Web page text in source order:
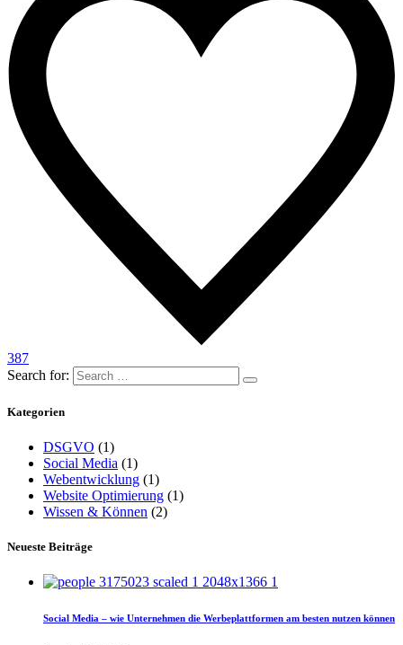
387
Search for:
Kategorien
DSGVO (1)
Social Media (1)
Webentwicklung (1)
Website Optimierung (1)
Wissen & Können (2)
Neueste Beiträge
Social Media – wie Unternehmen die Werbeplattformen am besten nutzen können